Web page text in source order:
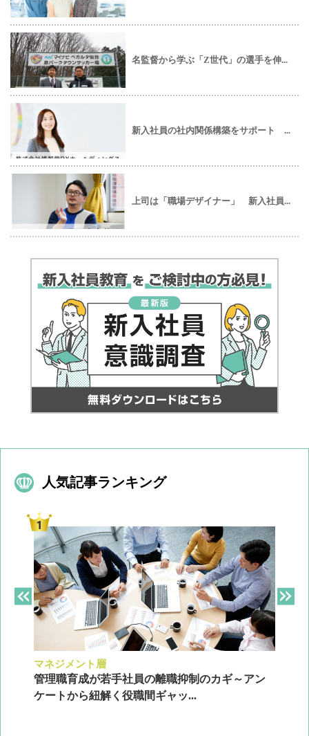
名監督から学ぶ「Z世代」の選手を伸...
新入社員の社内関係構築をサポート ...
上司は「職場デザイナー」 新入社員...
人気記事ランキング
マネジメント層
管理職育成が若手社員の離職抑制のカギ～アン
ケートから紐解く役職間ギャッ...